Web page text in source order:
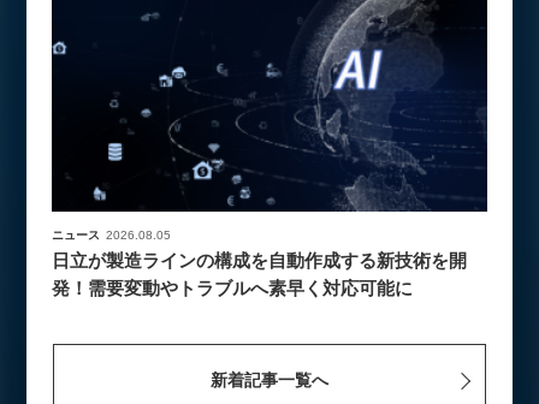
ニュース 2026.08.05
日立が製造ラインの構成を自動作成する新技術を開
発！需要変動やトラブルへ素早く対応可能に
新着記事一覧へ